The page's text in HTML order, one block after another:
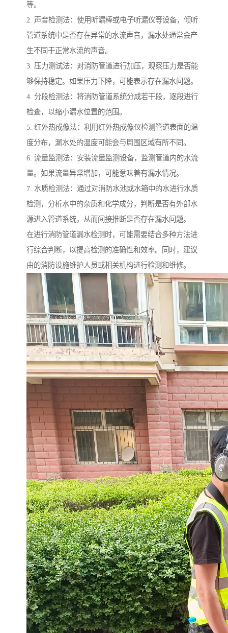
等。
2. 声音检测法：使用听漏棒或电子听漏仪等设备，倾听
管道系统中是否存在异常的水流声音，漏水处通常会产
生不同于正常水流的声音。
3. 压力测试法：对消防管道进行加压，观察压力是否能
够保持稳定。如果压力下降，可能表示存在漏水问题。
4. 分段检测法：将消防管道系统分成若干段，逐段进行
检查，以缩小漏水位置的范围。
5. 红外热成像法：利用红外热成像仪检测管道表面的温
度分布，漏水处的温度可能会与周围区域有所不同。
6. 流量监测法：安装流量监测设备，监测管道内的水流
量。如果流量异常增加，可能意味着有漏水情况。
7. 水质检测法：通过对消防水池或水箱中的水进行水质
检测，分析水中的杂质和化学成分，判断是否有外部水
源进入管道系统，从而间接推断是否存在漏水问题。
在进行消防管道漏水检测时，可能需要结合多种方法进
行综合判断，以提高检测的准确性和效率。同时，建议
由的消防设施维护人员或相关机构进行检测和维修。